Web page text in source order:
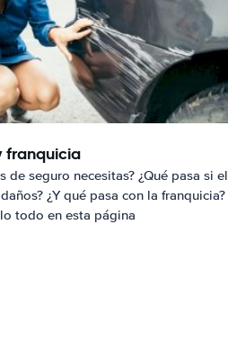
franquicia
de seguro necesitas? ¿Qué pasa si el
¿Y qué pasa con la franquicia?
todo en esta página